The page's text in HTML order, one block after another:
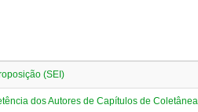
(SEI)
dos Autores de Capítulos de Coletânea